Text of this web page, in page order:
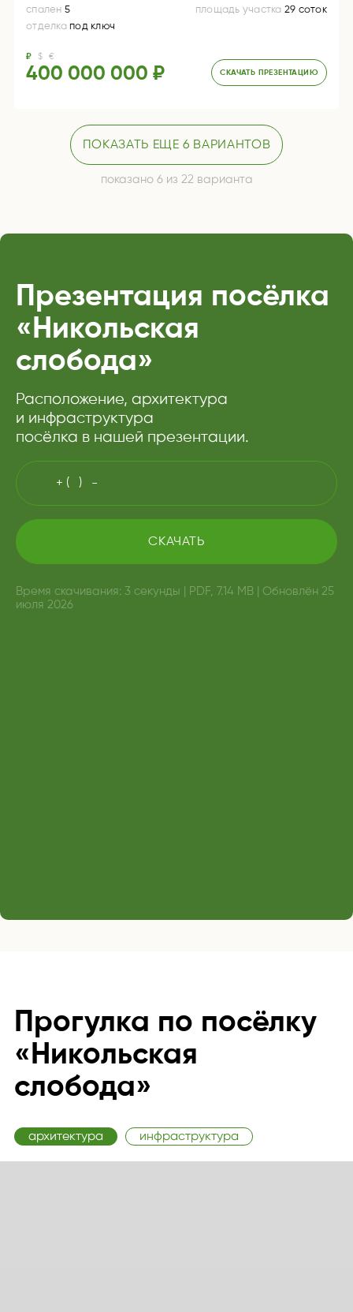
спален 5
отделка под ключ
площадь участка 29 соток
₽ $ €
400 000 000 ₽ СКАЧАТЬ ПРЕЗЕНТАЦИЮ
ПОКАЗАТЬ ЕЩЕ 6 ВАРИАНТОВ
показано 6 из 22 варианта
Презентация посёлка
«Никольская
слобода»
Расположение, архитектура
и инфраструктура
посёлка в нашей презентации.
СКАЧАТЬ
Время скачивания: 3 секунды PDF, 7.14 MB
Обновлён 25
июля 2026
Прогулка по посёлку
«Никольская
слобода»
архитектура инфраструктура